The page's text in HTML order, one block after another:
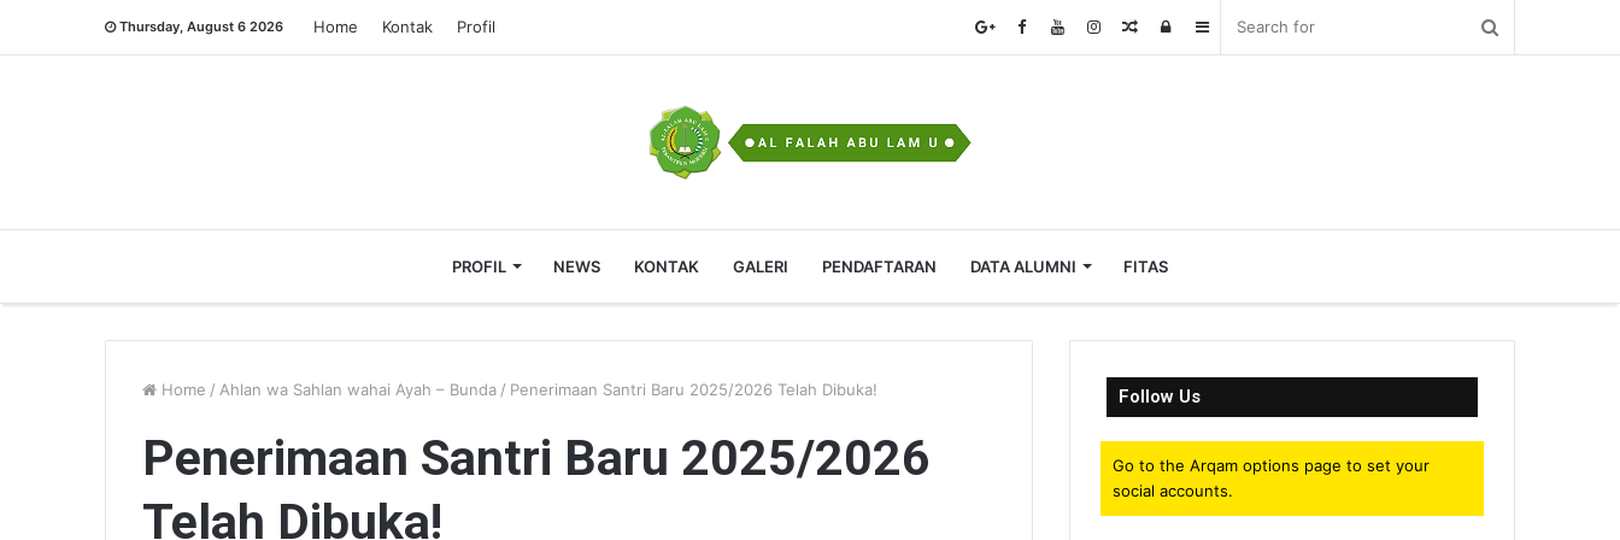
Thursday, August 6 2026 Home Kontak Profil Sidebar
Log
Random
PROFIL NEWS KONTAK GALERI PENDAFTARAN DATA ALUMNI FITAS
Home / Ahlan wa Sahlan wahai Ayah – Bunda / Penerimaan Santri Baru 2025/2026 Telah Dibuka!
Penerimaan Santri Baru 2025/2026
Telah Dibuka!
Follow Us
Go to the Arqam options page to set your
social accounts.